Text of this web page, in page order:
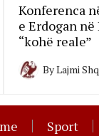
Konferenca
e Erdogan
“kohë reale”
ByLajmi
Sport